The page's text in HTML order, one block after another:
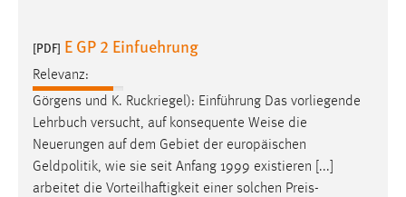
[PDF] E GP 2 Einfuehrung
Relevanz:
Görgens und K. Ruckriegel): Einführung Das vorliegende
Lehrbuch versucht, auf konsequente Weise die
Neuerungen auf dem Gebiet der europäischen
Geldpolitik, wie sie seit Anfang 1999 existieren [...]
arbeitet die Vorteilhaftigkeit einer solchen Preis-